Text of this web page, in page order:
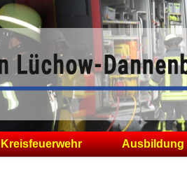
Kreisfeuerwehr Ausbildung